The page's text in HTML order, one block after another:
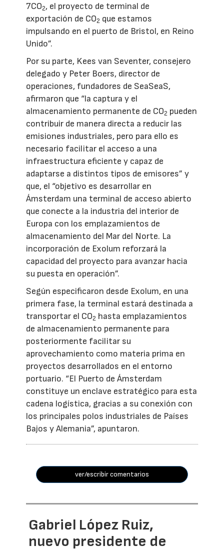
7CO2, el proyecto de terminal de
exportación de CO2 que estamos
impulsando en el puerto de Bristol, en Reino
Unido”.
Por su parte, Kees van Seventer, consejero
delegado y Peter Boers, director de
operaciones, fundadores de SeaSeaS,
afirmaron que “la captura y el
almacenamiento permanente de CO2 pueden
contribuir de manera directa a reducir las
emisiones industriales, pero para ello es
necesario facilitar el acceso a una
infraestructura eficiente y capaz de
adaptarse a distintos tipos de emisores” y
que, el “objetivo es desarrollar en
Ámsterdam una terminal de acceso abierto
que conecte a la industria del interior de
Europa con los emplazamientos de
almacenamiento del Mar del Norte. La
incorporación de Exolum reforzará la
capacidad del proyecto para avanzar hacia
su puesta en operación”.
Según especificaron desde Exolum, en una
primera fase, la terminal estará destinada a
transportar el CO2 hasta emplazamientos
de almacenamiento permanente para
posteriormente facilitar su
aprovechamiento como materia prima en
proyectos desarrollados en el entorno
portuario. “El Puerto de Ámsterdam
constituye un enclave estratégico para esta
cadena logística, gracias a su conexión con
los principales polos industriales de Países
Bajos y Alemania”, apuntaron.
ver/escribir comentarios
Gabriel López Ruiz,
nuevo presidente de